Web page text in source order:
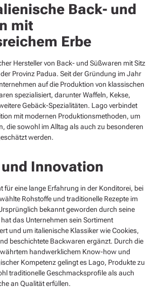
Back- und
mit
Erbe
Hersteller von Back- und Süßwaren mit Sitz
Provinz Padua. Seit der Gründung im Jahr
auf die Produktion von klassischen
spezialisiert, darunter Waffeln, Kekse,
Gebäck-Spezialitäten. Lago verbindet
mit modernen Produktionsmethoden, um
die sowohl im Alltag als auch zu besonderen
werden.
Innovation
für eine lange Erfahrung in der Konditorei, bei
Rohstoffe und traditionelle Rezepte im
bekannt geworden durch seine
das Unternehmen sein Sortiment
und um italienische Klassiker wie Cookies,
beschichtete Backwaren ergänzt. Durch die
handwerklichem Know-how und
Kompetenz gelingt es Lago, Produkte zu
traditionelle Geschmacksprofile als auch
an Qualität erfüllen.